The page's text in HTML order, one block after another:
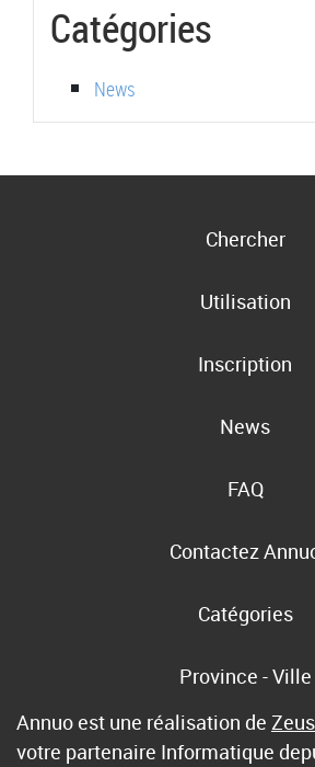
Catégories
News
Chercher
Utilisation
Inscription
News
FAQ
Contactez
Catégories
Province - Ville
Annuo est une réalisation de
votre partenaire Informatique